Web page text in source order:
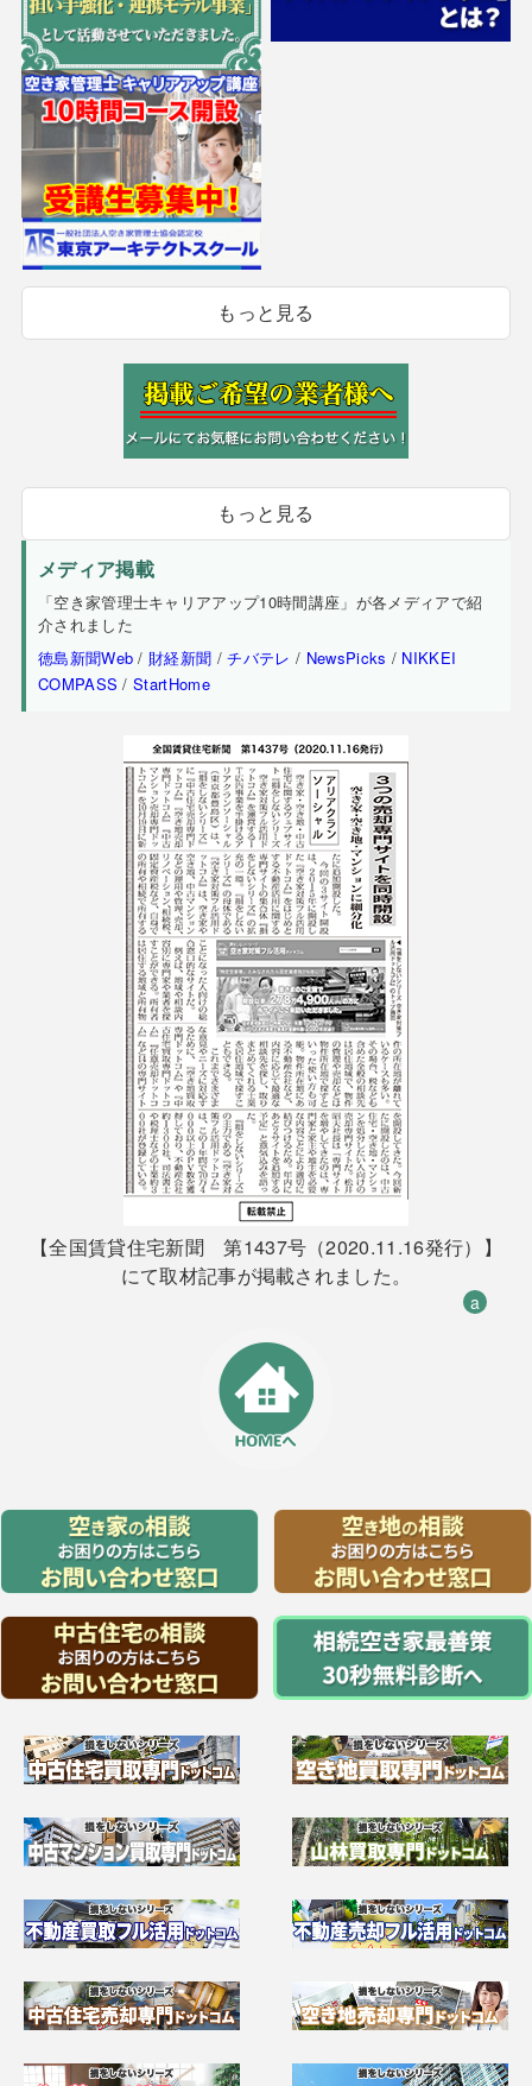
もっと見る
もっと見る
メディア掲載
「空き家管理士キャリアアップ10時間講座」が各メディアで紹
介されました
徳島新聞Web / 財経新聞 /チバテレ / NewsPicks / NIKKEI
COMPASS /StartHome
【全国賃貸住宅新聞 第1437号（2020.11.16発行）】
にて取材記事が掲載されました。
a